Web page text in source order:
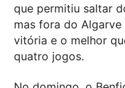
que permitiu saltar
mas fora do
vitória e o melhor
quatro jogos.